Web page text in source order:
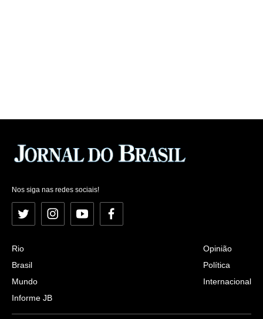
Nos siga nas redes sociais!
Twitter InstagramYouTubeFacebook
Rio
Brasil
Mundo
Informe JB
Opinião
Política
Internacional